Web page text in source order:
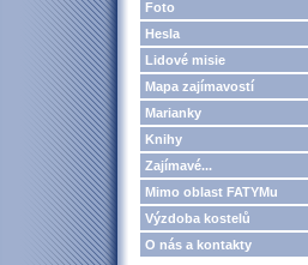
Foto
Hesla
Lidové misie
Mapa zajímavostí
Marianky
Knihy
Zajímavé...
Mimo oblast FATYMu
Výzdoba kostelů
O nás a kontakty